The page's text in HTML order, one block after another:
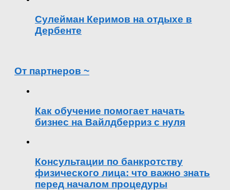
Сулейман Керимов на отдыхе в
Дербенте
От партнеров ~
Как обучение помогает начать
бизнес на Вайлдберриз с нуля
Консультации по банкротству
физического лица: что важно знать
перед началом процедуры